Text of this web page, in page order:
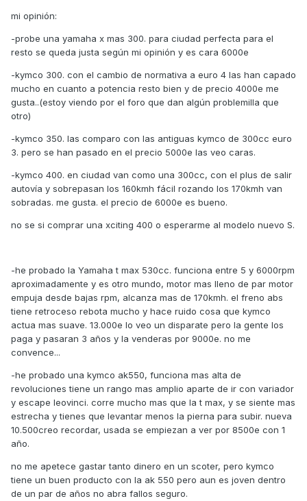
mi opinión:
-probe una yamaha x mas 300. para ciudad perfecta para el
resto se queda justa según mi opinión y es cara 6000e
-kymco 300. con el cambio de normativa a euro 4 las han capado
mucho en cuanto a potencia resto bien y de precio 4000e me
gusta..(estoy viendo por el foro que dan algún problemilla que
otro)
-kymco 350. las comparo con las antiguas kymco de 300cc euro
3. pero se han pasado en el precio 5000e las veo caras.
-kymco 400. en ciudad van como una 300cc, con el plus de salir
autovía y sobrepasan los 160kmh fácil rozando los 170kmh van
sobradas. me gusta. el precio de 6000e es bueno.
no se si comprar una xciting 400 o esperarme al modelo nuevo S.
-he probado la Yamaha t max 530cc. funciona entre 5 y 6000rpm
aproximadamente y es otro mundo, motor mas lleno de par motor
empuja desde bajas rpm, alcanza mas de 170kmh. el freno abs
tiene retroceso rebota mucho y hace ruido cosa que kymco
actua mas suave. 13.000e lo veo un disparate pero la gente los
paga y pasaran 3 años y la venderas por 9000e. no me
convence...
-he probado una kymco ak550, funciona mas alta de
revoluciones tiene un rango mas amplio aparte de ir con variador
y escape leovinci. corre mucho mas que la t max, y se siente mas
estrecha y tienes que levantar menos la pierna para subir. nueva
10.500creo recordar, usada se empiezan a ver por 8500e con 1
año.
no me apetece gastar tanto dinero en un scoter, pero kymco
tiene un buen producto con la ak 550 pero aun es joven dentro
de un par de años no abra fallos seguro.